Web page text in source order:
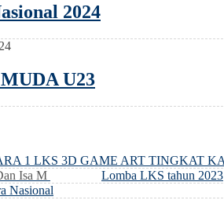
2024
U23
1 LKS 3D GAME ART TINGKAT
Isa M
Lomba LKS tahun 2023
Nasional